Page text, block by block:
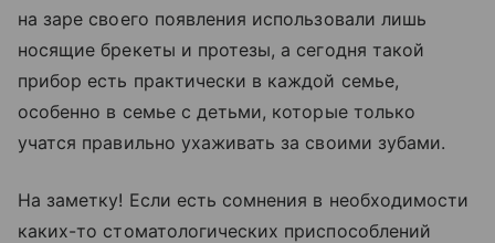
на заре своего появления использовали лишь
носящие брекеты и протезы, а сегодня такой
прибор есть практически в каждой семье,
особенно в семье с детьми, которые только
учатся правильно ухаживать за своими зубами.
На заметку! Если есть сомнения в необходимости
каких-то стоматологических приспособлений